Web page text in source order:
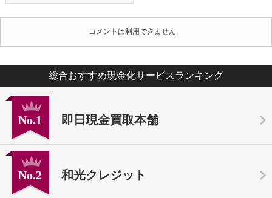
コメントは利用できません。
総合おすすめ現金化サービスランキング
No.1 即日現金買取本舗
No.2 和光クレジット